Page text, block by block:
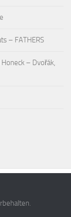
– FATHERS
– Dvořák,